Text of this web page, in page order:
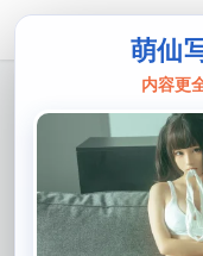
萌仙
内容更
秋和柯基
秋和柯基校园
丰